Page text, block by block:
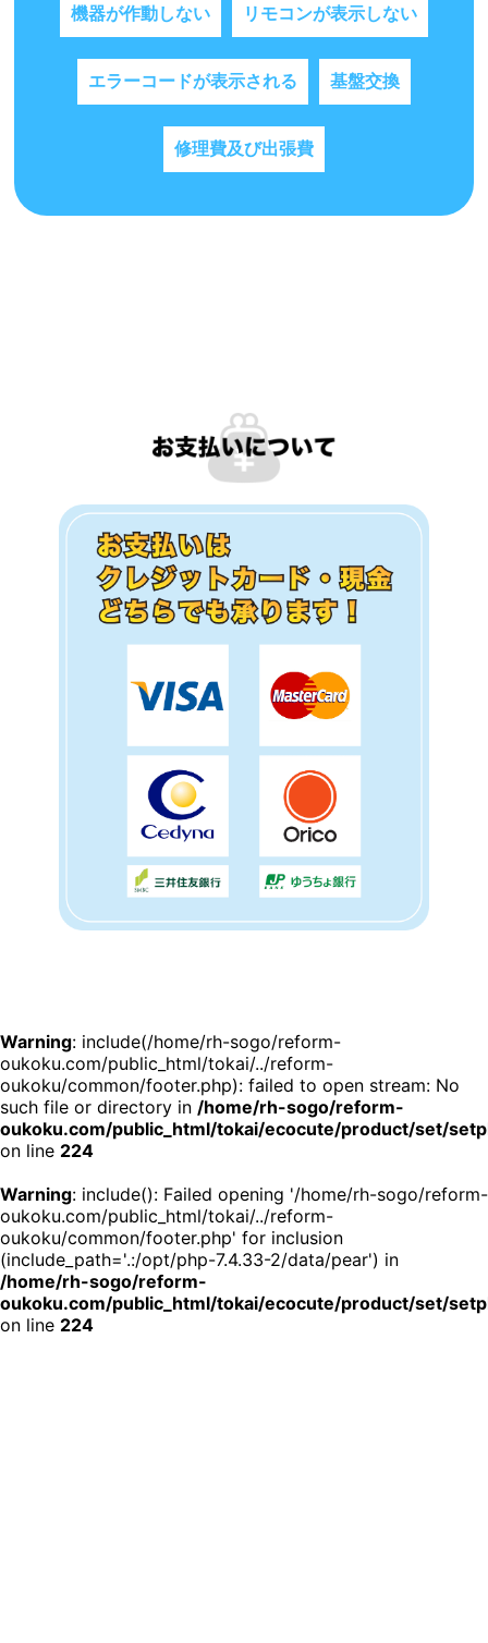
機器が作動しない リモコンが表示しない
エラーコードが表示される 基盤交換
修理費及び出張費
Warning: include(/home/rh-sogo/reform-
oukoku.com/public_html/tokai/../reform-
oukoku/common/footer.php): failed to open stream: No
such file or directory in /home/rh-sogo/reform-
oukoku.com/public_html/tokai/ecocute/product/set/
on line 224
Warning: include(): Failed opening '/home/rh-sogo/reform-
oukoku.com/public_html/tokai/../reform-
oukoku/common/footer.php' for inclusion
(include_path='.:/opt/php-7.4.33-2/data/pear') in
/home/rh-sogo/reform-
oukoku.com/public_html/tokai/ecocute/product/set/
on line 224